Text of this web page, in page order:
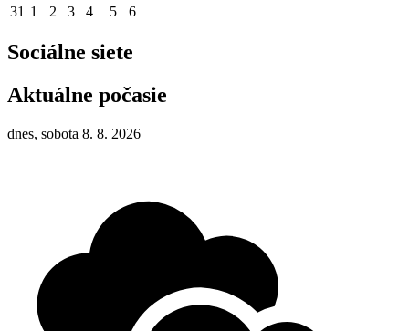
31 1 2 3 4 5 6
Sociálne siete
Aktuálne počasie
dnes, sobota 8. 8. 2026